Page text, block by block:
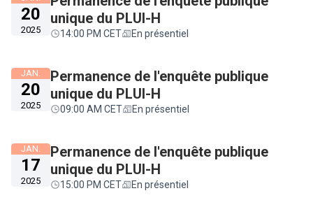
20
2025
unique du PLUI-H
14:00 PM CET En présentiel
JAN.
20
2025
Permanence de l'enquête publique
unique du PLUI-H
09:00 AM CET En présentiel
JAN.
17
2025
Permanence de l'enquête publique
unique du PLUI-H
15:00 PM CET En présentiel